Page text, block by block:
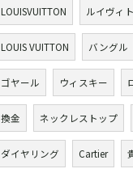
LOUISVUITTON ルイヴィ
LOUIS VUITTON バングル
ゴヤール ウィスキー
換金 ネックレストップ
ダイヤリング Cartier